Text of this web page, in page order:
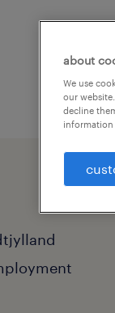
about
We use
our
decline
information